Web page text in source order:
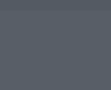
Tu dirección de correo
obligatorios están